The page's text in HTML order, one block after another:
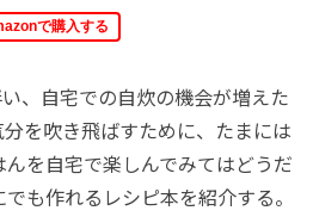
で購入する
、自宅での自炊の機会が増えた
を吹き飛ばすために、たまには
を自宅で楽しんでみてはどうだ
も作れるレシピ本を紹介する。